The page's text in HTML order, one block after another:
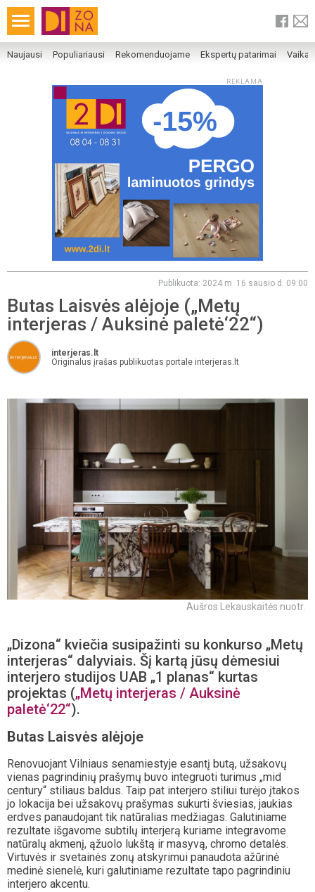
Naujausi Populiariausi Rekomenduojame Ekspertų patarimai
REKLAMA
Publikuota: 2024 m. 16 sausio d. 09:00
Butas Laisvės alėjoje („Metų
interjeras / Auksinė paletė‘22“)
interjeras.lt
Originalus įrašas publikuotas portale interjeras.lt
Aušros Lekauskaitės nuotr.
„Dizona“ kviečia susipažinti su konkurso „Metų
interjeras“ dalyviais. Šį kartą jūsų dėmesiui
interjero studijos UAB „1 planas“ kurtas
projektas („Metų interjeras / Auksinė
paletė‘22“).
Butas Laisvės alėjoje
Renovuojant Vilniaus senamiestyje esantį butą, užsakovų
vienas pagrindinių prašymų buvo integruoti turimus „mid
century“ stiliaus baldus. Taip pat interjero stiliui turėjo įtakos
jo lokacija bei užsakovų prašymas sukurti šviesias, jaukias
erdves panaudojant tik natūralias medžiagas. Galutiniame
rezultate išgavome subtilų interjerą kuriame integravome
natūralų akmenį, ąžuolo lukštą ir masyvą, chromo detalės.
Virtuvės ir svetainės zonų atskyrimui panaudota ažūrinė
medinė sienelė, kuri galutiniame rezultate tapo pagrindiniu
interjero akcentu.